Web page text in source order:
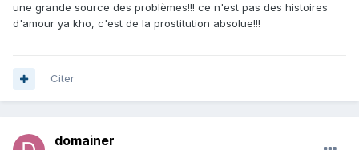
une grande source des problèmes!!! ce n'est pas des histoires
d'amour ya kho, c'est de la prostitution absolue!!!
Citer
domainer